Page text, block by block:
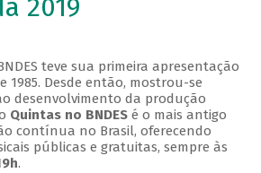
2019
teve sua primeira apresentação
1985. Desde então, mostrou-se
desenvolvimento da produção
Quintas no BNDESé o mais antigo
contínua no Brasil, oferecendo
públicas e gratuitas, sempre às
.